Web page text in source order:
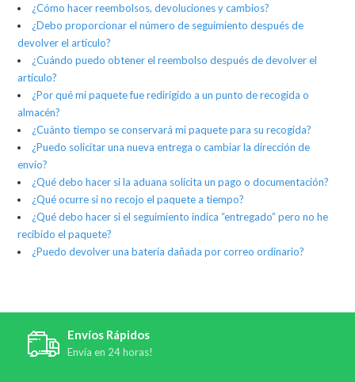
¿Cómo hacer reembolsos, devoluciones y cambios?
¿Debo proporcionar el número de seguimiento después de
devolver el artículo?
¿Cuándo puedo obtener el reembolso después de devolver el
artículo?
¿Por qué mi paquete fue redirigido a un punto de recogida o
almacén?
¿Cuánto tiempo se conservará mi paquete para su recogida?
¿Puedo solicitar una nueva entrega o cambiar la dirección de
envío?
¿Qué debo hacer si la aduana solicita un pago o documentación?
¿Qué ocurre si no recojo el paquete a tiempo?
¿Qué debo hacer si el seguimiento indica “entregado” pero no he
recibido el paquete?
¿Puedo devolver una batería dañada por correo ordinario?
Envíos Rápidos
Envía en 24 horas!